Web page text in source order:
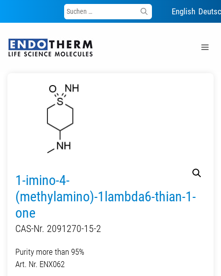
Suche
nach:
English
Inhalt
springen
1-imino-4-
(methylamino)-1lambda6-thian-1-
one
CAS-Nr. 2091270-15-2
Purity more than 95%
Art. Nr. ENX062